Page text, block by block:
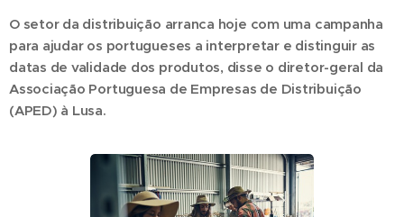
O setor da distribuição arranca hoje com uma campanha
para ajudar os portugueses a interpretar e distinguir as
datas de validade dos produtos, disse o diretor-geral da
Associação Portuguesa de Empresas de Distribuição
(APED) à Lusa.